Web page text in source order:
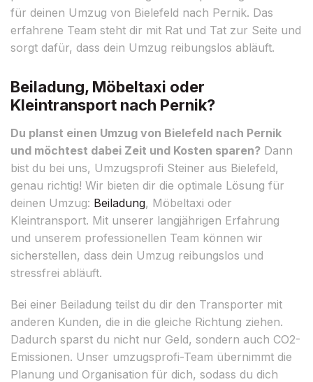
für deinen Umzug von Bielefeld nach Pernik. Das
erfahrene Team steht dir mit Rat und Tat zur Seite und
sorgt dafür, dass dein Umzug reibungslos abläuft.
Beiladung, Möbeltaxi oder
Kleintransport nach Pernik?
Du planst einen Umzug von Bielefeld nach Pernik
und möchtest dabei Zeit und Kosten sparen? Dann
bist du bei uns, Umzugsprofi Steiner aus Bielefeld,
genau richtig! Wir bieten dir die optimale Lösung für
deinen Umzug: Beiladung, Möbeltaxi oder
Kleintransport. Mit unserer langjährigen Erfahrung
und unserem professionellen Team können wir
sicherstellen, dass dein Umzug reibungslos und
stressfrei abläuft.
Bei einer Beiladung teilst du dir den Transporter mit
anderen Kunden, die in die gleiche Richtung ziehen.
Dadurch sparst du nicht nur Geld, sondern auch CO2-
Emissionen. Unser umzugsprofi-Team übernimmt die
Planung und Organisation für dich, sodass du dich